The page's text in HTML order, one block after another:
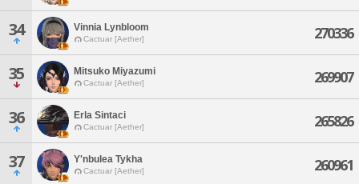
34 Vinnia Lynbloom
Cactuar [Aether] 270336
35 Mitsuko Miyazumi
Cactuar [Aether] 269907
36 Erla Sintaci
Cactuar [Aether] 265826
37 Y'nbulea Tykha
Cactuar [Aether] 260961